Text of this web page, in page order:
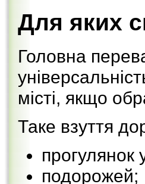
Для яких
Головна
місті, якщо
Таке взуття
прогулянок
подорожей;